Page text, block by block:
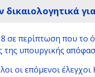
δικαιολογητικά
σε περίπτωση που το
της υπουργικής
οι επόμενοι